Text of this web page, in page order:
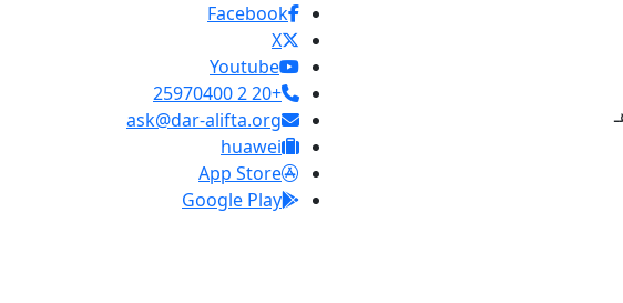
Facebook
X
Youtube
+20 2 25970400
ask@dar-alifta.org
huawei
App Store
Google Play